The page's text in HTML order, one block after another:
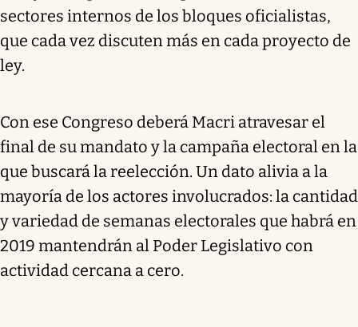
sectores internos de los bloques oficialistas,
que cada vez discuten más en cada proyecto de
ley.
Con ese Congreso deberá Macri atravesar el
final de su mandato y la campaña electoral en la
que buscará la reelección. Un dato alivia a la
mayoría de los actores involucrados: la cantidad
y variedad de semanas electorales que habrá en
2019 mantendrán al Poder Legislativo con
actividad cercana a cero.